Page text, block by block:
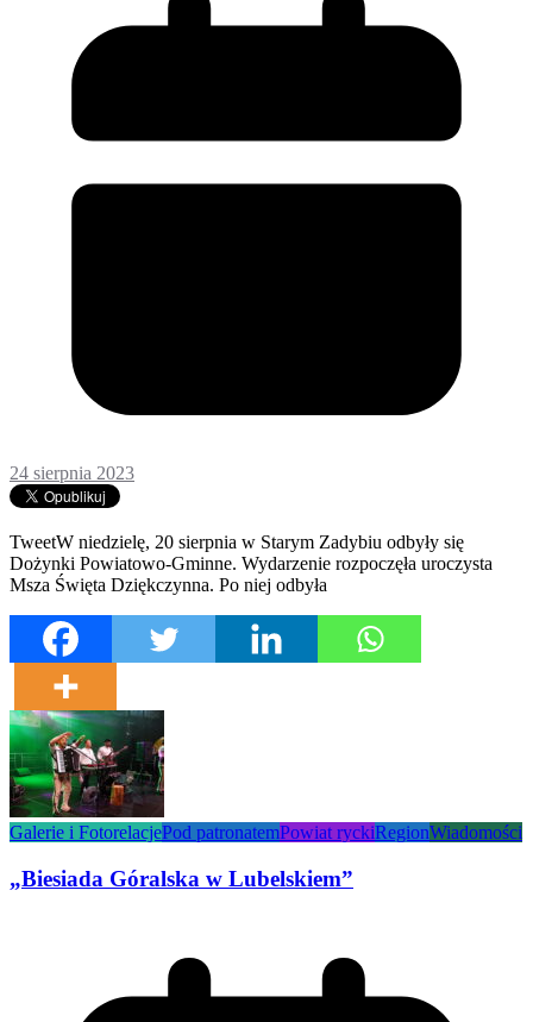
24 sierpnia 2023
TweetW niedzielę, 20 sierpnia w Starym Zadybiu odbyły się
Dożynki Powiatowo-Gminne. Wydarzenie rozpoczęła uroczysta
Msza Święta Dziękczynna. Po niej odbyła
Galerie i FotorelacjePod patronatemPowiat ryckiRegionWiadomości
„Biesiada Góralska w Lubelskiem”